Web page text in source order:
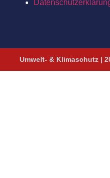
Umwelt- & Klimaschutz |